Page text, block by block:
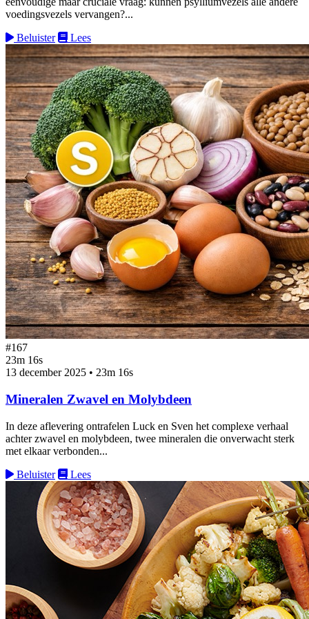
voedingsvezels vervangen?...
Beluister
Lees
#167
23m 16s
13 december 2025 • 23m 16s
Mineralen Zwavel en Molybdeen
In deze aflevering ontrafelen Luck en Sven het complexe verhaal
achter zwavel en molybdeen, twee mineralen die onverwacht sterk
met elkaar verbonden...
Beluister
Lees